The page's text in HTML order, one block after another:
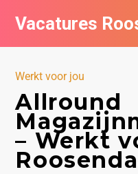
Vacatures
Werkt voor jou
Allround
– Werkt
Vacatures bij bedrijven
De populairste